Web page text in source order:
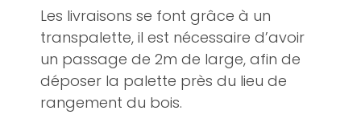
Les livraisons se font grâce à un
transpalette, il est nécessaire d’avoir
un passage de 2m de large, afin de
déposer la palette près du lieu de
rangement du bois.